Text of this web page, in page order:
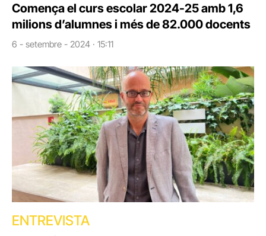
Comença el curs escolar 2024-25 amb 1,6
milions d’alumnes i més de 82.000 docents
6 - setembre - 2024 · 15:11
ENTREVISTA